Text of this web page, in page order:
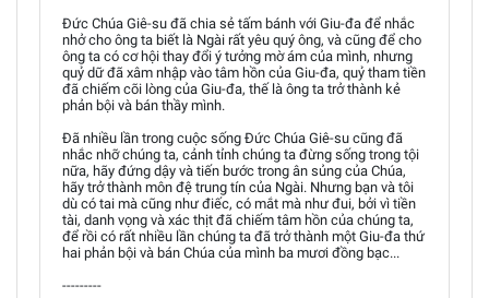
Đức Chúa Giê-su đã chia sẻ tấm bánh với Giu-đa để nhắc
nhở cho ông ta biết là Ngài rất yêu quý ông, và cũng để cho
ông ta có cơ hội thay đổi ý tưởng mờ ám của mình, nhưng
quỷ dữ đã xâm nhập vào tâm hồn của Giu-đa, quỷ tham tiền
đã chiếm cõi lòng của Giu-đa, thế là ông ta trở thành kẻ
phản bội và bán thầy mình.
Đã nhiều lần trong cuộc sống Đức Chúa Giê-su cũng đã
nhắc nhỡ chúng ta, cảnh tỉnh chúng ta đừng sống trong tội
nữa, hãy đứng dậy và tiến bước trong ân sủng của Chúa,
hãy trở thành môn đệ trung tín của Ngài. Nhưng bạn và tôi
dù có tai mà cũng như điếc, có mắt mà như đui, bởi vì tiền
tài, danh vọng và xác thịt đã chiếm tâm hồn của chúng ta,
để rồi có rất nhiều lần chúng ta đã trở thành một Giu-đa thứ
hai phản bội và bán Chúa của mình ba mươi đồng bạc...
---------